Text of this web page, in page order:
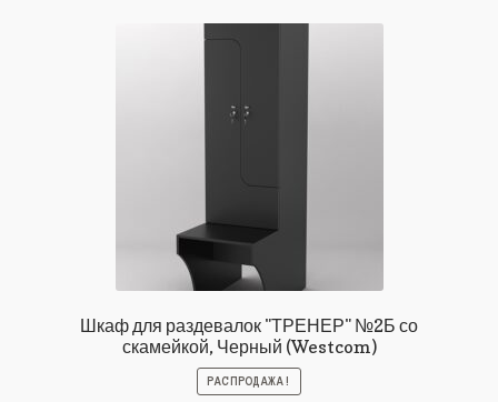
Шкаф для раздевалок "ТРЕНЕР" №2Б со
скамейкой, Черный (Westcom)
РАСПРОДАЖА!